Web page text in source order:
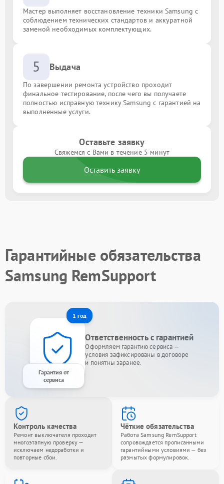
Мастер выполняет восстановление техники Samsung с
соблюдением технических стандартов и аккуратной
заменой необходимых комплектующих.
5 Выдача
По завершении ремонта устройство проходит
финальное тестирование, после чего вы получаете
полностью исправную технику Samsung с гарантией на
выполненные услуги.
Оставьте заявку
Свяжемся с Вами в течение 5 минут
Оставить заявку
Гарантийные обязательства
Samsung RemSupport
1 год
Гарантия от
сервиса
Ответственность с гарантией
Оформляем гарантию сервиса —
условия зафиксированы в договоре
и понятны заранее.
Контроль качества
Ремонт выключателя проходит
многоэтапную проверку —
исключаем недоработки и
повторные сбои.
Чёткие обязательства
Работа Samsung RemSupport
сопровождается прописанными
гарантийными условиями — без
размытых формулировок.